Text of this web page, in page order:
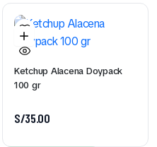
Ketchup Alacena Doypack
100 gr
S/35.00